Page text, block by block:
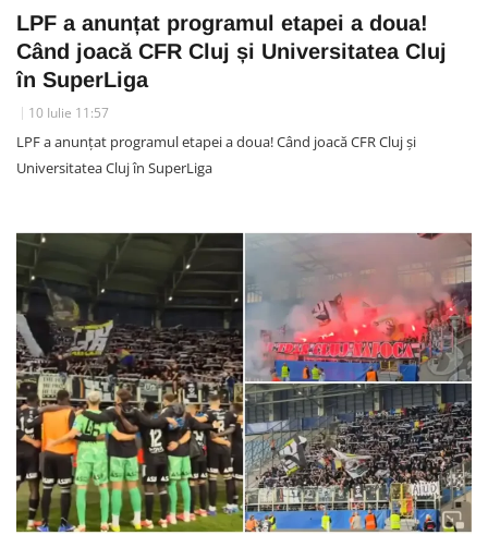
LPF a anunțat programul etapei a doua!
Când joacă CFR Cluj și Universitatea Cluj
în SuperLiga
10 Iulie 11:57
LPF a anunțat programul etapei a doua! Când joacă CFR Cluj și
Universitatea Cluj în SuperLiga